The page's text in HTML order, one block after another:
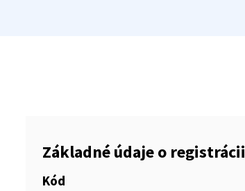
Základné údaje o registrácii
Kód